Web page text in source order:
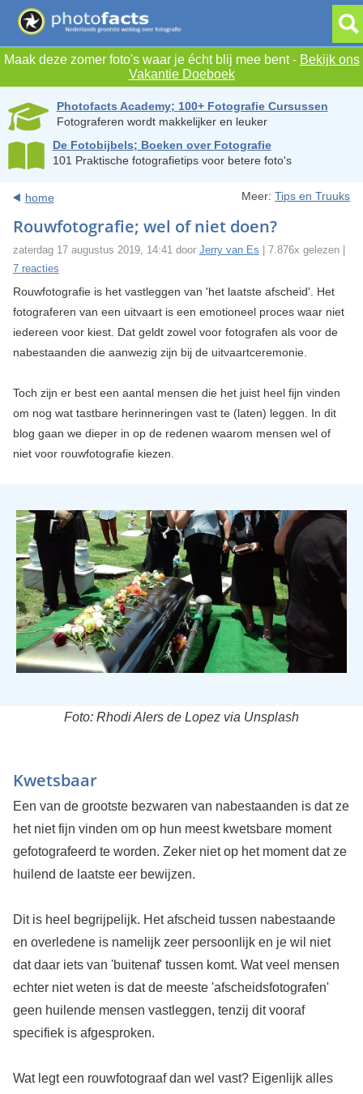
Maak deze zomer foto's waar je écht blij mee bent - Bekijk ons
Vakantie Doeboek
Photofacts Academy; 100+ Fotografie Cursussen
Fotograferen wordt makkelijker en leuker
De Fotobijbels; Boeken over Fotografie
101 Praktische fotografietips voor betere foto's
home Meer:Tips en Truuks
Rouwfotografie; wel of niet doen?
zaterdag 17 augustus 2019, 14:41 door Jerry van Es | 7.876x gelezen |
7 reacties
Rouwfotografie is het vastleggen van 'het laatste afscheid'. Het
fotograferen van een uitvaart is een emotioneel proces waar niet
iedereen voor kiest. Dat geldt zowel voor fotografen als voor de
nabestaanden die aanwezig zijn bij de uitvaartceremonie.
Toch zijn er best een aantal mensen die het juist heel fijn vinden
om nog wat tastbare herinneringen vast te (laten) leggen. In dit
blog gaan we dieper in op de redenen waarom mensen wel of
niet voor rouwfotografie kiezen.
Foto: Rhodi Alers de Lopez via Unsplash
Kwetsbaar
Een van de grootste bezwaren van nabestaanden is dat ze
het niet fijn vinden om op hun meest kwetsbare moment
gefotografeerd te worden. Zeker niet op het moment dat ze
huilend de laatste eer bewijzen.
Dit is heel begrijpelijk. Het afscheid tussen nabestaande
en overledene is namelijk zeer persoonlijk en je wil niet
dat daar iets van 'buitenaf' tussen komt. Wat veel mensen
echter niet weten is dat de meeste 'afscheidsfotografen'
geen huilende mensen vastleggen, tenzij dit vooraf
specifiek is afgesproken.
Wat legt een rouwfotograaf dan wel vast? Eigenlijk alles